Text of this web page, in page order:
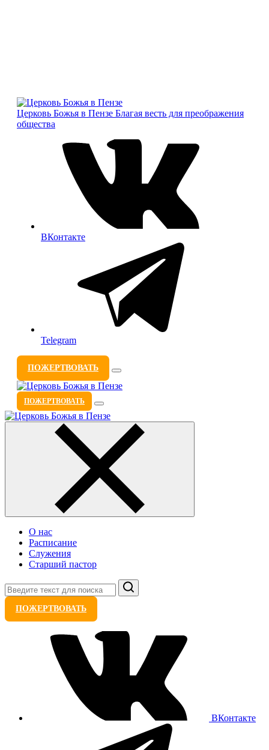
Церковь Божья в Пензе Благая весть для преображения
общества
ВКонтакте
Telegram
ПОЖЕРТВОВАТЬ
ПОЖЕРТВОВАТЬ
О нас
Расписание
Служения
Старший пастор
Поиск
ПОЖЕРТВОВАТЬ
ВКонтакте